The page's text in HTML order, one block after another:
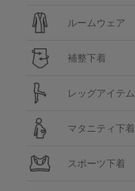
ルームウェア
補整下着
レッグアイテム
マタニティ下着
スポーツ下着